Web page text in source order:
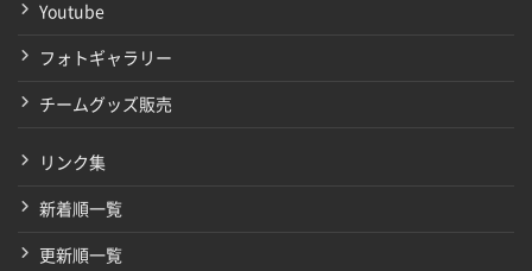
Youtube
フォトギャラリー
チームグッズ販売
リンク集
新着順一覧
更新順一覧